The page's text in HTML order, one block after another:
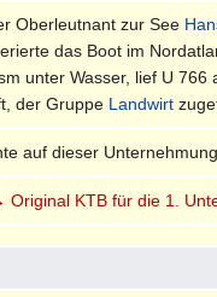
Oberleutnant zur See
das Boot im
unter Wasser, lief U
der Gruppe Landwirt
auf dieser
Original KTB für die 1.